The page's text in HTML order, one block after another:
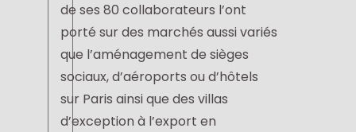
de ses 80 collaborateurs l’ont
porté sur des marchés aussi variés
que l’aménagement de sièges
sociaux, d’aéroports ou d’hôtels
sur Paris ainsi que des villas
d’exception à l’export en